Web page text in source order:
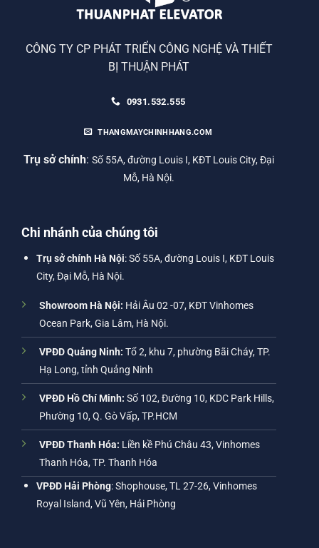
CÔNG TY CP PHÁT TRIỂN CÔNG NGHỆ VÀ THIẾT
BỊ THUẬN PHÁT
0931.532.555
THANGMAYCHINHHANG.COM
Trụ sở chính: Số 55A, đường Louis I, KĐT Louis City, Đại
Mỗ, Hà Nội.
Chi nhánh của chúng tôi
Trụ sở chính Hà Nội: Số 55A, đường Louis I, KĐT Louis
City, Đại Mỗ, Hà Nội.
Showroom Hà Nội: Hải Âu 02 -07, KĐT Vinhomes
Ocean Park, Gia Lâm, Hà Nội.
VPĐD Quảng Ninh: Tổ 2, khu 7, phường Bãi Cháy, TP.
Hạ Long, tỉnh Quảng Ninh
VPĐD Hồ Chí Minh: Số 102, Đường 10, KDC Park Hills,
Phường 10, Q. Gò Vấp, TP.HCM
VPĐD Thanh Hóa: Liền kề Phú Châu 43, Vinhomes
Thanh Hóa, TP. Thanh Hóa
VPĐD Hải Phòng: Shophouse, TL 27-26, Vinhomes
Royal Island, Vũ Yên, Hải Phòng